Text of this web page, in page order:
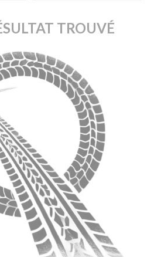
TROUVÉ